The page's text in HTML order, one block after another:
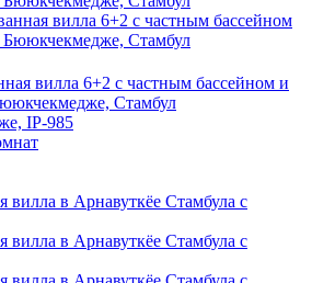
вилла 6+2 с частным бассейном и
Стамбул
IP-985